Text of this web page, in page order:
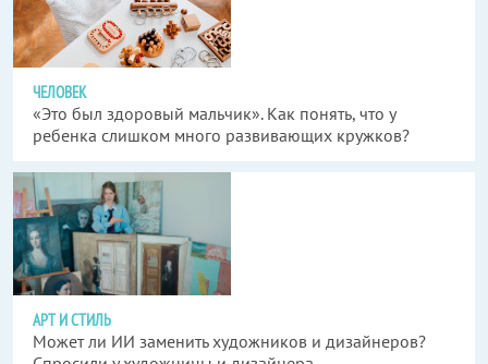
ЧЕЛОВЕК
«Это был здоровый мальчик». Как понять, что у
ребенка слишком много развивающих кружков?
АРТ И СТИЛЬ
Может ли ИИ заменить художников и дизайнеров?